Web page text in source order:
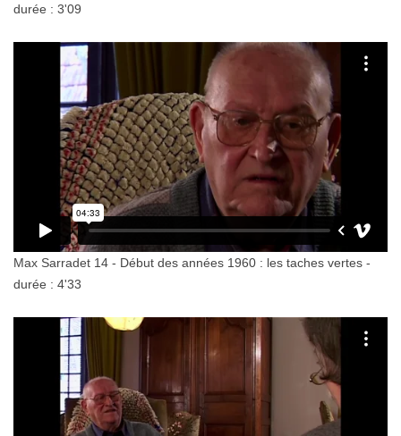
durée : 3'09
Max Sarradet 14 - Début des années 1960 : les taches vertes -
durée : 4'33